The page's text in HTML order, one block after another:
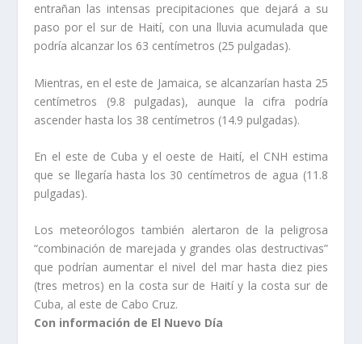
entrañan las intensas precipitaciones que dejará a su
paso por el sur de Haití, con una lluvia acumulada que
podría alcanzar los 63 centímetros (25 pulgadas).
Mientras, en el este de Jamaica, se alcanzarían hasta 25
centímetros (9.8 pulgadas), aunque la cifra podría
ascender hasta los 38 centímetros (14.9 pulgadas).
En el este de Cuba y el oeste de Haití, el CNH estima
que se llegaría hasta los 30 centímetros de agua (11.8
pulgadas).
Los meteorólogos también alertaron de la peligrosa
“combinación de marejada y grandes olas destructivas”
que podrían aumentar el nivel del mar hasta diez pies
(tres metros) en la costa sur de Haití y la costa sur de
Cuba, al este de Cabo Cruz.
Con información de El Nuevo Día